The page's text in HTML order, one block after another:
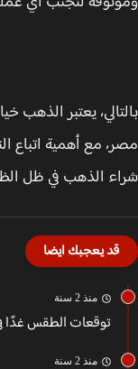
يعتبر الذهب
مع أهمية اتباع
الذهب في ظل
قد يعجبك ايضا
منذ 2 سنة
توقعات الطقس غدًا في
منذ 2 سنة